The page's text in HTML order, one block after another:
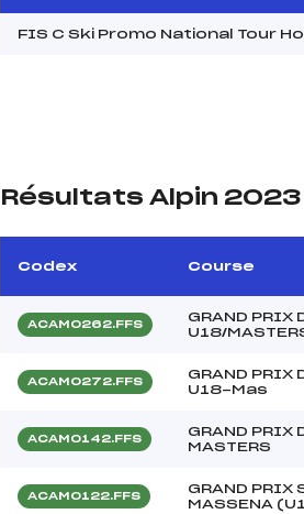
FIS C Ski Promo National Tour
Résultats Alpin 2023
Codex Course
ACAM0262.FFS
GRAND PRIX
U18/
ACAM0272.FFS
GRAND PRIX
U18-Mas
ACAM0142.FFS
GRAND PRIX
MASTERS
ACAM0122.FFS
GRAND PRIX
MASSENA